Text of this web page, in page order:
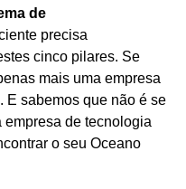
de
precisa
cinco pilares. Se
mais uma empresa
E sabemos que não é se
empresa de tecnologia
o seu Oceano